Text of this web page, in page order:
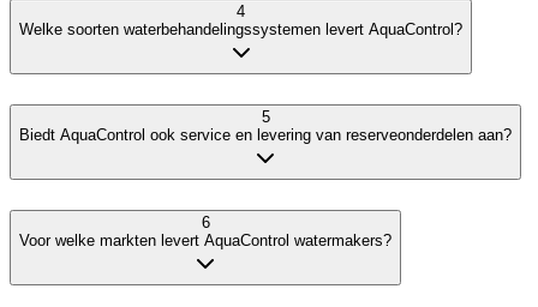
4
Welke soorten waterbehandelingssystemen levert AquaControl?
5
Biedt AquaControl ook service en levering van reserveonderdelen aan?
6
Voor welke markten levert AquaControl watermakers?